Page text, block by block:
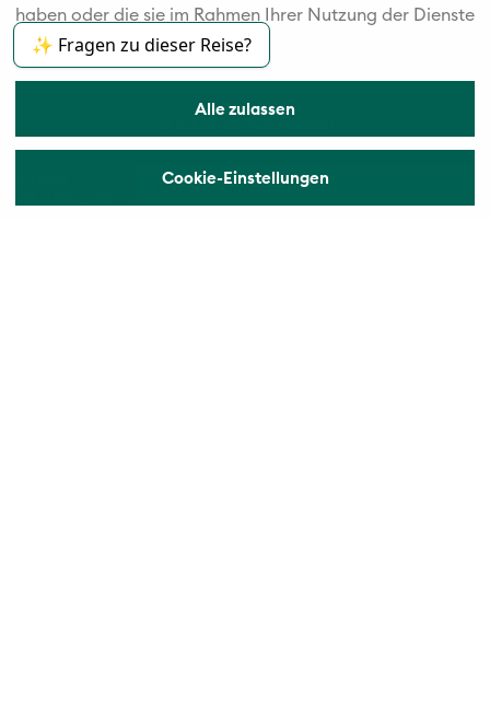
haben oder die sie im Rahmen Ihrer Nutzung der Dienste
gesammelt haben.
Alle zulassen
Cookie-Einstellungen
✨ Fragen zu dieser Reise?
Reise planen